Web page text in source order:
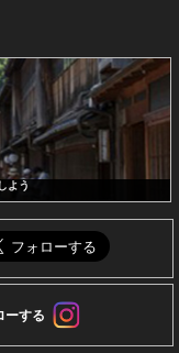
よう
する